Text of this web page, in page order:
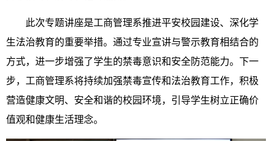
此次专题讲座是工商管理系推进平安校园建设、深化学
生法治教育的重要举措。通过专业宣讲与警示教育相结合的
方式，进一步增强了学生的禁毒意识和安全防范能力。下一
步，工商管理系将持续加强禁毒宣传和法治教育工作，积极
营造健康文明、安全和谐的校园环境，引导学生树立正确价
值观和健康生活理念。